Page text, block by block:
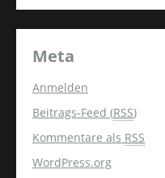
Meta
Anmelden
Beitrags-Feed (RSS)
Kommentare als RSS
WordPress.org